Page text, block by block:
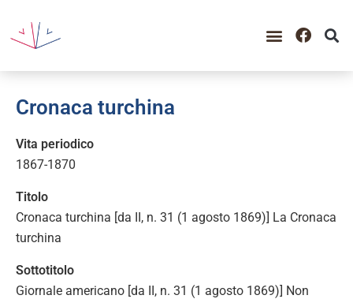
Cronaca turchina
Vita periodico
1867-1870
Titolo
Cronaca turchina [da II, n. 31 (1 agosto 1869)] La Cronaca
turchina
Sottotitolo
Giornale americano [da II, n. 31 (1 agosto 1869)] Non